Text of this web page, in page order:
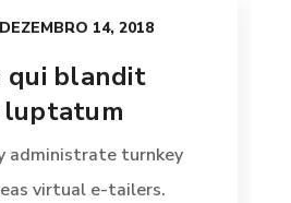
DEZEMBRO 14, 2018
qui blandit
administrate turnkey
virtual e-tailers.